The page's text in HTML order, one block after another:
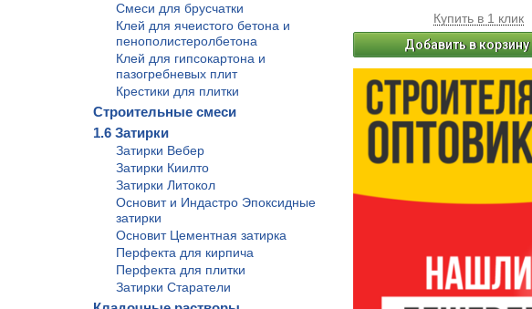
Смеси для брусчатки
Клей для ячеистого бетона и
пенополистеролбетона
Клей для гипсокартона и
пазогребневых плит
Крестики для плитки
Строительные смеси
1.6 Затирки
Затирки Вебер
Затирки Киилто
Затирки Литокол
Основит и Индастро Эпоксидные
затирки
Основит Цементная затирка
Перфекта для кирпича
Перфекта для плитки
Затирки Старатели
Купить в 1 клик
Добавить в корзину